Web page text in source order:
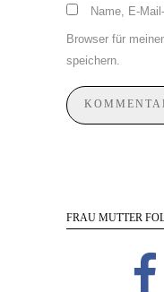
Name, E-
Browser für
speichern.
FRAU MUTTER